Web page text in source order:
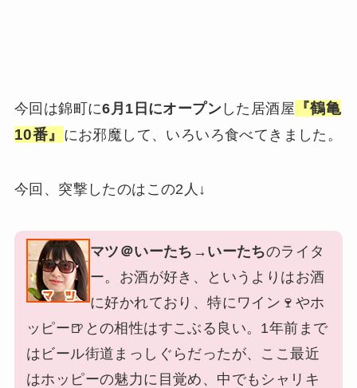
今回は錦町に6月1日にオープンした居酒屋 『鶴亀
10番』 にお邪魔して、いろいろ食べてきました。
今回、突撃したのはこの2人↓
マツ＠いーたち → いーたちのライタ
ー。お酒が好き、というよりはお酒
に好かれており、特にワイン🍷やホ
ッピー🍺との相性はすこぶる良い。1年前まで
はビール街道まっしぐらだったが、ここ最近
はホッピーの魅力に目覚め、中でもシャリキ